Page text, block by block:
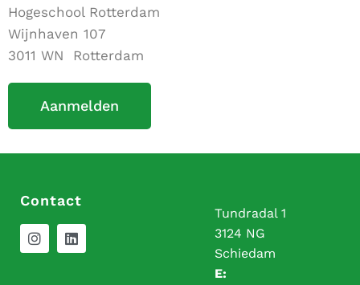
Hogeschool Rotterdam
Wijnhaven 107
3011 WN Rotterdam
Aanmelden
Contact
Tundradal 1
3124 NG
Schiedam
E: